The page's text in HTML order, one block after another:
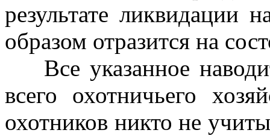
результате ликвидации
образом отразится на
Все указанное
всего охотничьего
охотников никто не